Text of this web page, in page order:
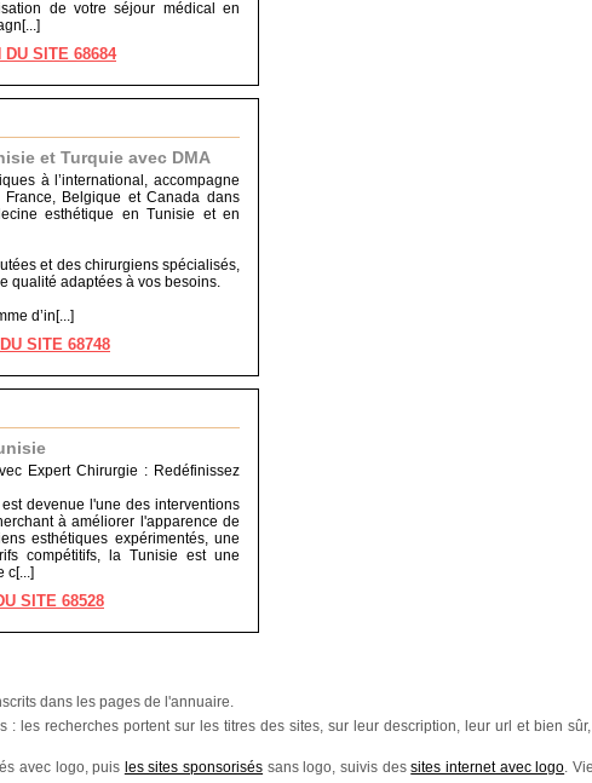
de votre séjour médical en
DU SITE 68684
et Turquie avec DMA
à l’international, accompagne
Belgique et Canada dans
esthétique en Tunisie et en
et des chirurgiens spécialisés,
qualité adaptées à vos besoins.
d’in[...]
SITE 68748
Expert Chirurgie : Redéfinissez
devenue l'une des interventions
à améliorer l'apparence de
esthétiques expérimentés, une
compétitifs, la Tunisie est une
c[...]
SITE 68528
dans les pages de l'annuaire.
les recherches portent sur les titres des sites, sur leur description, leur url et bien
avec logo, puis les sites sponsorisés sans logo, suivis dessites internet avec logo.